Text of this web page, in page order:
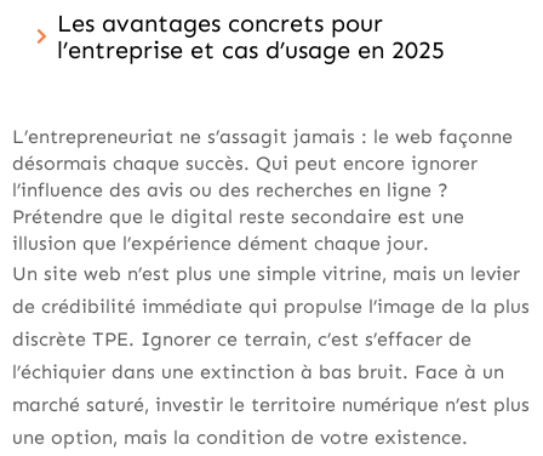
Les avantages concrets pour
l’entreprise et cas d’usage en 2025
L’entrepreneuriat ne s’assagit jamais : le web façonne
désormais chaque succès. Qui peut encore ignorer
l’influence des avis ou des recherches en ligne ?
Prétendre que le digital reste secondaire est une
illusion que l’expérience dément chaque jour.
Un site web n’est plus une simple vitrine, mais un levier
de crédibilité immédiate qui propulse l’image de la plus
discrète TPE. Ignorer ce terrain, c’est s’effacer de
l’échiquier dans une extinction à bas bruit. Face à un
marché saturé, investir le territoire numérique n’est plus
une option, mais la condition de votre existence.